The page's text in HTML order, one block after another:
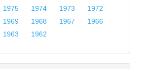
1975 1974 1973
1972
1969 1968 1967
1966
1963 1962